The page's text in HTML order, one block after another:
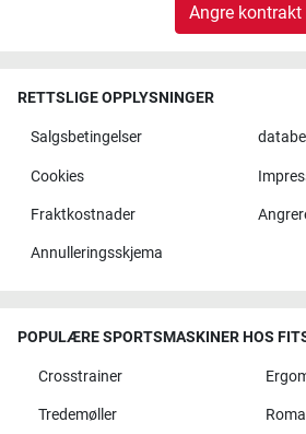
Angre kontrakt
RETTSLIGE OPPLYSNINGER
Salgsbetingelser
Cookies
Fraktkostnader
Annulleringsskjema
POPULÆRE SPORTSMASKINER HOS
Crosstrainer
Tredemøller